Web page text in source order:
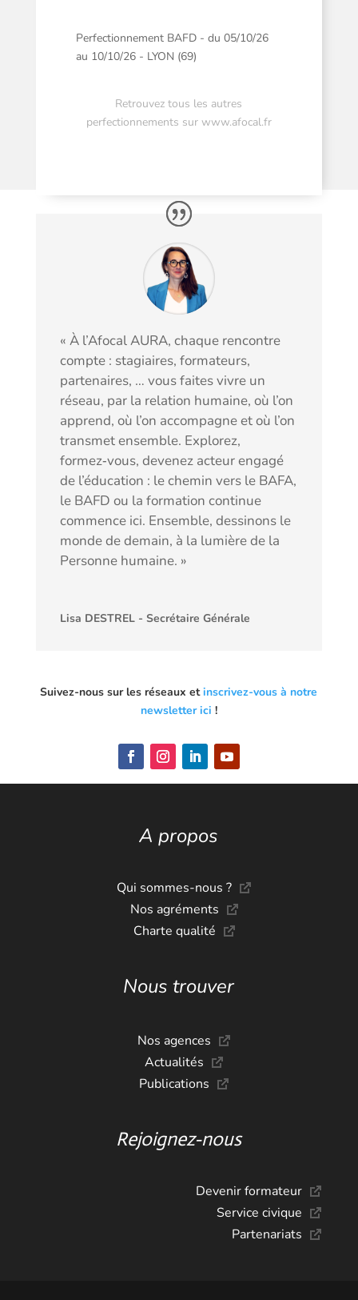
Perfectionnement BAFD - du 05/10/26
au 10/10/26 - LYON (69)
Retrouvez tous les autres
perfectionnements sur www.afocal.fr
« À l’Afocal AURA, chaque rencontre
compte : stagiaires, formateurs,
partenaires, … vous faites vivre un
réseau, par la relation humaine, où l’on
apprend, où l’on accompagne et où l’on
transmet ensemble. Explorez,
formez‑vous, devenez acteur engagé
de l’éducation : le chemin vers le BAFA,
le BAFD ou la formation continue
commence ici. Ensemble, dessinons le
monde de demain, à la lumière de la
Personne humaine. »
Lisa DESTREL - Secrétaire Générale
Suivez-nous sur les réseaux etinscrivez-vous à notre
newsletter ici !
A propos
Qui sommes-nous ?
Nos agréments
Charte qualité
Nous trouver
Nos agences
Actualités
Publications
Rejoignez-nous
Devenir formateur
Service civique
Partenariats